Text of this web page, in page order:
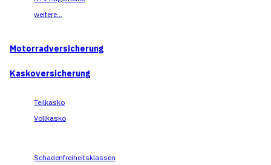
weitere...
Motorradversicherung
Kaskoversicherung
Teilkasko
Vollkasko
Schadenfreiheitsklassen